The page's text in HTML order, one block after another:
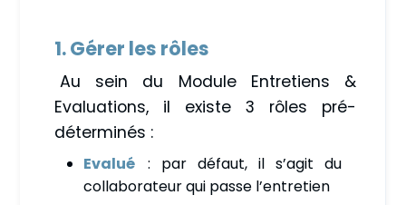
1.Gérer les rôles
Au sein du Module Entretiens &
Evaluations, il existe 3 rôles pré-
déterminés :
Evalué : par défaut, il s’agit du
collaborateur qui passe l’entretien